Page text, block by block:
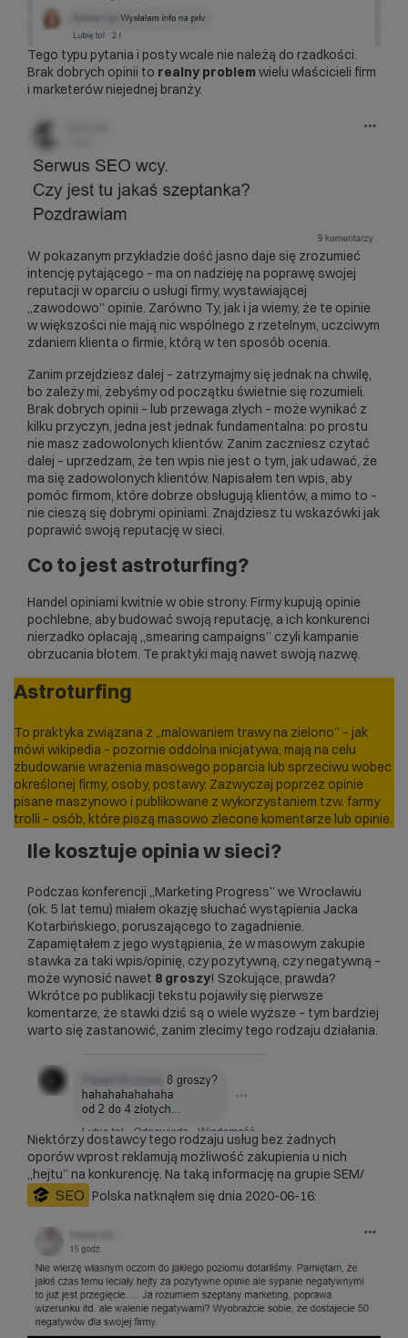
Tego typu pytania i posty wcale nie należą do rzadkości.
Brak dobrych opinii to realny problem wielu właścicieli firm
i marketerów niejednej branży.
W pokazanym przykładzie dość jasno daje się zrozumieć
intencję pytającego – ma on nadzieję na poprawę swojej
reputacji w oparciu o usługi firmy, wystawiającej
„zawodowo” opinie. Zarówno Ty, jak i ja wiemy, że te opinie
w większości nie mają nic wspólnego z rzetelnym, uczciwym
zdaniem klienta o firmie, którą w ten sposób ocenia.
Zanim przejdziesz dalej – zatrzymajmy się jednak na chwilę,
bo zależy mi, żebyśmy od początku świetnie się rozumieli.
Brak dobrych opinii – lub przewaga złych – może wynikać z
kilku przyczyn, jedna jest jednak fundamentalna: po prostu
nie masz zadowolonych klientów. Zanim zaczniesz czytać
dalej – uprzedzam, że ten wpis nie jest o tym, jak udawać, że
ma się zadowolonych klientów. Napisałem ten wpis, aby
pomóc firmom, które dobrze obsługują klientów, a mimo to –
nie cieszą się dobrymi opiniami. Znajdziesz tu wskazówki jak
poprawić swoją reputację w sieci.
Co to jest astroturfing?
Handel opiniami kwitnie w obie strony. Firmy kupują opinie
pochlebne, aby budować swoją reputację, a ich konkurenci
nierzadko opłacają „smearing campaigns” czyli kampanie
obrzucania błotem. Te praktyki mają nawet swoją nazwę.
Astroturfing
To praktyka związana z „malowaniem trawy na zielono” – jak
mówi wikipedia – pozornie oddolna inicjatywa, mają na celu
zbudowanie wrażenia masowego poparcia lub sprzeciwu wobec
określonej firmy, osoby, postawy. Zazwyczaj poprzez opinie
pisane maszynowo i publikowane z wykorzystaniem tzw. farmy
trolli – osób, które piszą masowo zlecone komentarze lub opinie.
Ile kosztuje opinia w sieci?
Podczas konferencji „Marketing Progress” we Wrocławiu
(ok. 5 lat temu) miałem okazję słuchać wystąpienia Jacka
Kotarbińskiego, poruszającego to zagadnienie.
Zapamiętałem z jego wystąpienia, że w masowym zakupie
stawka za taki wpis/opinię, czy pozytywną, czy negatywną –
może wynosić nawet 8 groszy! Szokujące, prawda?
Wkrótce po publikacji tekstu pojawiły się pierwsze
komentarze, że stawki dziś są o wiele wyższe – tym bardziej
warto się zastanowić, zanim zlecimy tego rodzaju działania.
Niektórzy dostawcy tego rodzaju usług bez żadnych
oporów wprost reklamują możliwość zakupienia u nich
„hejtu” na konkurencję. Na taką informację na grupie SEM/
SEO Polska natknąłem się dnia 2020-06-16: